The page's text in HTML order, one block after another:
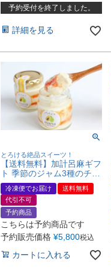
予約受付を終了しました。
詳細を見る
とろける絶品スイーツ！
【送料無料】加計呂麻ギフ
ト 季節のジャム3種のチー
ズケーキ
冷凍便でお届け
送料無料
代引不可
予約商品
こちらは予約商品です
予約販売価格 ¥5,800税込
カートに入れる